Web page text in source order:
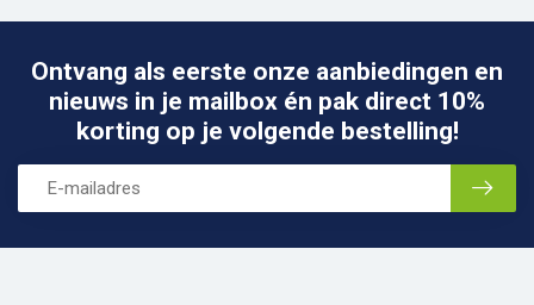
Ontvang als eerste onze aanbiedingen en
nieuws in je mailbox én pak direct 10%
korting op je volgende bestelling!